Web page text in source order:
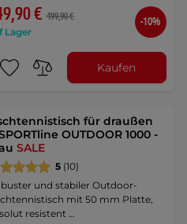
€ 499,90 €
Lager
-10%
Kaufen
für draußen
OUTDOOR 1000 -
SALE
5 (10)
und stabiler Outdoor-
mit 50 mm Platte,
resistent …